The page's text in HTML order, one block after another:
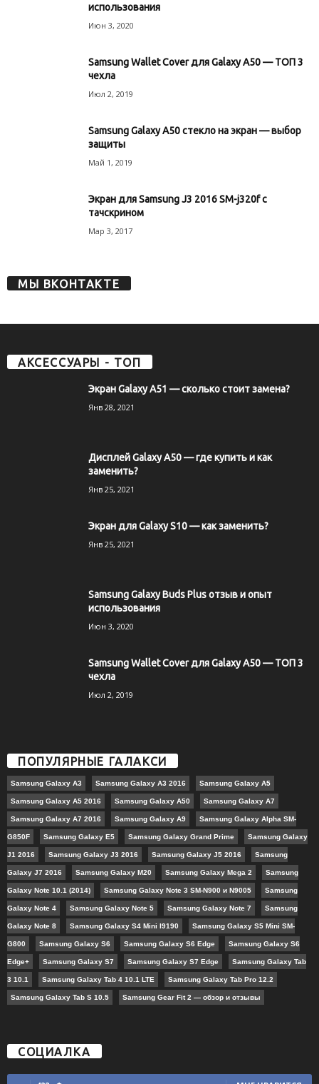
использования
Июн 3, 2020
Samsung Wallet Cover для Galaxy A50 — ТОП 3
чехла
Июл 2, 2019
Samsung Galaxy A50 стекло на экран — выбор
защиты
Май 1, 2019
Экран для Samsung J3 2016 SM-j320f с
тачскрином
Мар 3, 2017
МЫ ВКОНТАКТЕ
АКСЕССУАРЫ - ТОП
Экран Galaxy A51 — сколько стоит замена?
Янв 28, 2021
Дисплей Galaxy A50 — где купить и как
заменить?
Янв 25, 2021
Экран для Galaxy S10 — как заменить?
Янв 25, 2021
Samsung Galaxy Buds Plus отзыв и опыт
использования
Июн 3, 2020
Samsung Wallet Cover для Galaxy A50 — ТОП 3
чехла
Июл 2, 2019
ПОПУЛЯРНЫЕ ГАЛАКСИ
Samsung Galaxy A3 Samsung Galaxy A3 2016 Samsung Galaxy A5
Samsung Galaxy A5 2016 Samsung Galaxy A50 Samsung Galaxy A7
Samsung Galaxy A7 2016 Samsung Galaxy A9 Samsung Galaxy Alpha SM-
G850F Samsung Galaxy E5 Samsung Galaxy Grand Prime Samsung Galaxy
J1 2016 Samsung Galaxy J3 2016 Samsung Galaxy J5 2016 Samsung
Galaxy J7 2016 Samsung Galaxy M20 Samsung Galaxy Mega 2 Samsung
Galaxy Note 10.1 (2014) Samsung Galaxy Note 3 SM-N900 и N9005 Samsung
Galaxy Note 4 Samsung Galaxy Note 5 Samsung Galaxy Note 7 Samsung
Galaxy Note 8 Samsung Galaxy S4 Mini I9190 Samsung Galaxy S5 Mini SM-
G800 Samsung Galaxy S6 Samsung Galaxy S6 Edge Samsung Galaxy S6
Edge+ Samsung Galaxy S7 Samsung Galaxy S7 Edge Samsung Galaxy Tab
3 10.1 Samsung Galaxy Tab 4 10.1 LTE Samsung Galaxy Tab Pro 12.2
Samsung Galaxy Tab S 10.5 Samsung Gear Fit 2 — обзор и отзывы
СОЦИАЛКА